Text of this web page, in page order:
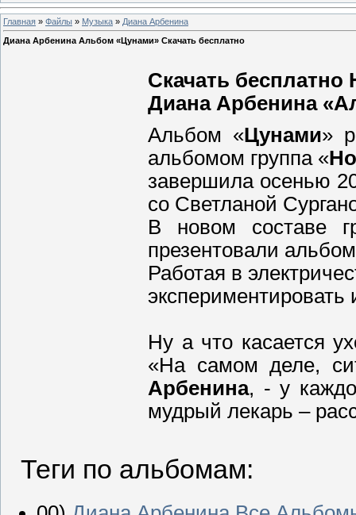
Главная » Файлы » Музыка » Диана Арбенина
Диана Арбенина Альбом «Цунами» Скачать бесплатно
Скачать
Диана Арбенина
Альбом «Цунами»
альбомом группа «
завершила осенью
со Светланой
В новом составе
презентовали
Работая в
экспериментировать
Ну а что касается
«На самом деле,
Арбенина, - у
мудрый лекарь –
Теги по альбомам: